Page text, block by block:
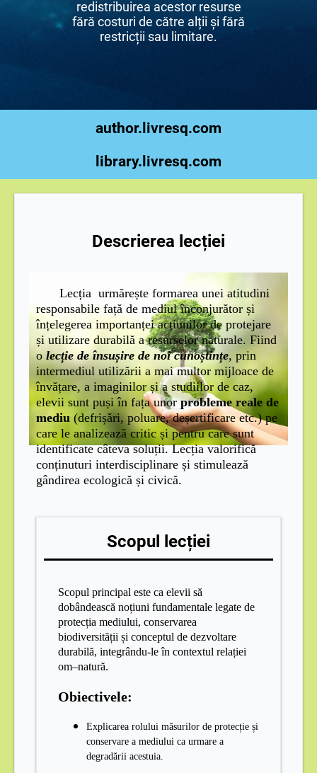
redistribuirea acestor resurse
fără costuri de către alții și fără
restricții sau limitare.
author.livresq.com
library.livresq.com
Descrierea lecției
Lecția urmărește formarea unei atitudini
responsabile față de mediul înconjurător și
înțelegerea importanței acțiunilor de protejare
și utilizare durabilă a resurselor naturale. Fiind
olecție de însușire de noi cunoștințe, prin
intermediul utilizării a mai multor mijloace de
învățare, a imaginilor și a studiilor de caz,
elevii sunt puși în fața unorprobleme reale de
mediu (defrișări, poluare, deșertificare etc.) pe
care le analizează critic și pentru care sunt
identificate câteva soluții. Lecția valorifică
conținuturi interdisciplinare și stimulează
gândirea ecologică și civică.
Scopul lecției
Scopul principal este ca elevii să
dobândească noțiuni fundamentale legate de
protecția mediului, conservarea
biodiversității și conceptul de dezvoltare
durabilă, integrându-le în contextul relației
om–natură.
Obiectivele:
Explicarea rolului măsurilor de protecție și
conservare a mediului ca urmare a
degradării acestuia.